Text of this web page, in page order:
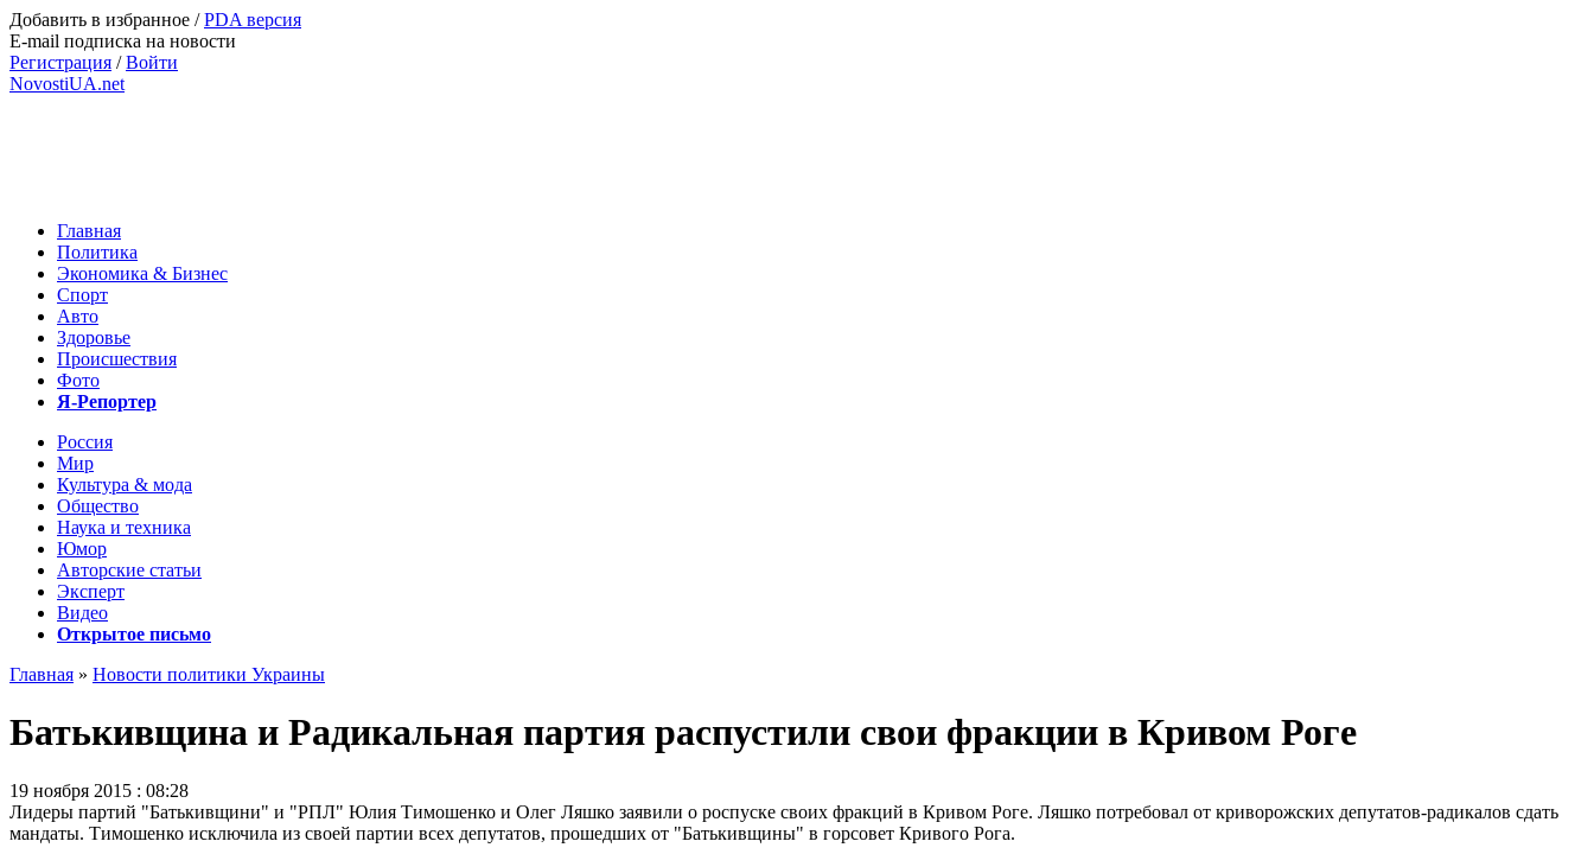
Добавить в избранное /PDA версия
E-mail подписка на новости
Регистрация /Войти
NovostiUA.net
Главная
Политика
Экономика & Бизнес
Спорт
Авто
Здоровье
Происшествия
Фото
Я-Репортер
Россия
Мир
Культура & мода
Общество
Наука и техника
Юмор
Авторские статьи
Эксперт
Видео
Открытое письмо
Главная » Новости политики Украины
Батькивщина и Радикальная партия распустили свои фракции в Кривом Роге
19 ноября 2015 : 08:28
Лидеры партий "Батькивщини" и "РПЛ" Юлия Тимошенко и Олег Ляшко заявили о роспуске своих фракций в Кривом Роге. Ляшко потребовал от криворожских депутатов-радикалов сдать
мандаты. Тимошенко исключила из своей партии всех депутатов, прошедших от "Батькивщины" в горсовет Кривого Рога.